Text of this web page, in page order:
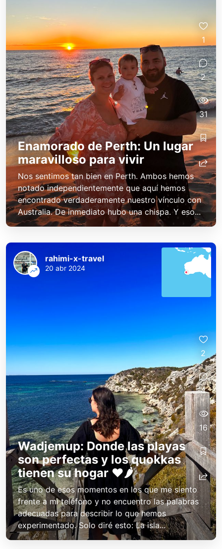
Enamorado de Perth: Un lugar
maravilloso para vivir
Nos sentimos tan bien en Perth. Ambos hemos
notado independientemente que aquí hemos
encontrado verdaderamente nuestro vínculo con
Australia. De inmediato hubo una chispa. Y eso...
1
2
31
Wadjemup: Donde las playas
son perfectas y los quokkas
tienen su hogar ❤️🌶️
Es uno de esos momentos en los que me siento
frente a mi teléfono y no encuentro las palabras
adecuadas para describir lo que hemos
experimentado. Solo diré esto: La isla...
rahimi-x-travel
20 abr 2024
2
4
16